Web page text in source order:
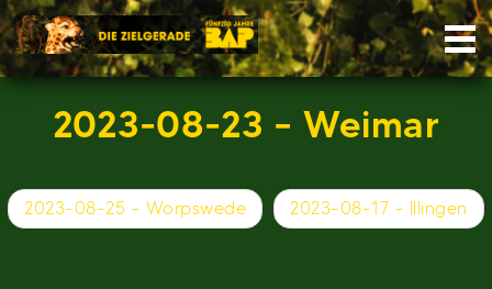
Skip
to
content
2023-08-23 – Weimar
Beitragsnavigation
2023-08-25 – Worpswede 2023-08-17 – Illingen